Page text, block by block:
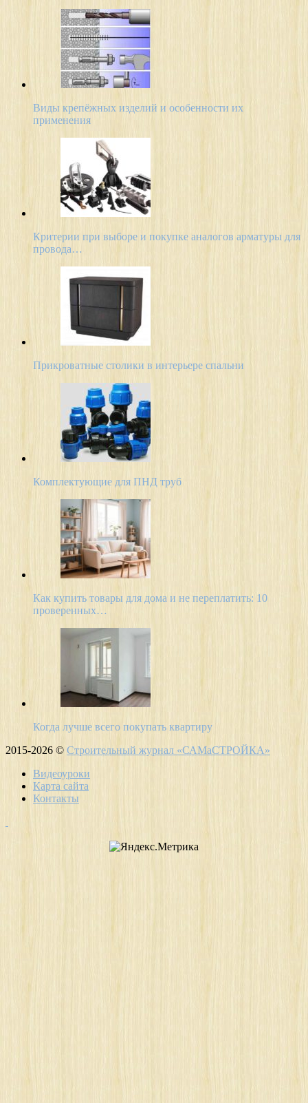
Виды крепёжных изделий и особенности их
применения
Критерии при выборе и покупке аналогов арматуры для
провода…
Прикроватные столики в интерьере спальни
Комплектующие для ПНД труб
Как купить товары для дома и не переплатить: 10
проверенных…
Когда лучше всего покупать квартиру
2015-2026 © Строительный журнал «САМаСТРОЙКА»
Видеоуроки
Карта сайта
Контакты